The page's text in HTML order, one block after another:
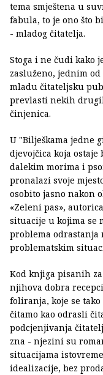
tema smještena u
fabula, to je ono što
- mladog čitatelja.
Stoga i ne čudi kako
zasluženo, jednim
mladu čitateljsku
prevlasti nekih
činjenica.
U "Bilješkama jedne
djevojčica koja
dalekim morima i
pronalazi svoje
osobito jasno nakon
«Zeleni pas»,
situacije u kojima
problema
problematskim
Kod knjiga pisanih
njihova dobra
foliranja, koje se
čitamo kao odrasli
podcjenjivanja
zna - njezini su
situacijama
idealizacije, bez